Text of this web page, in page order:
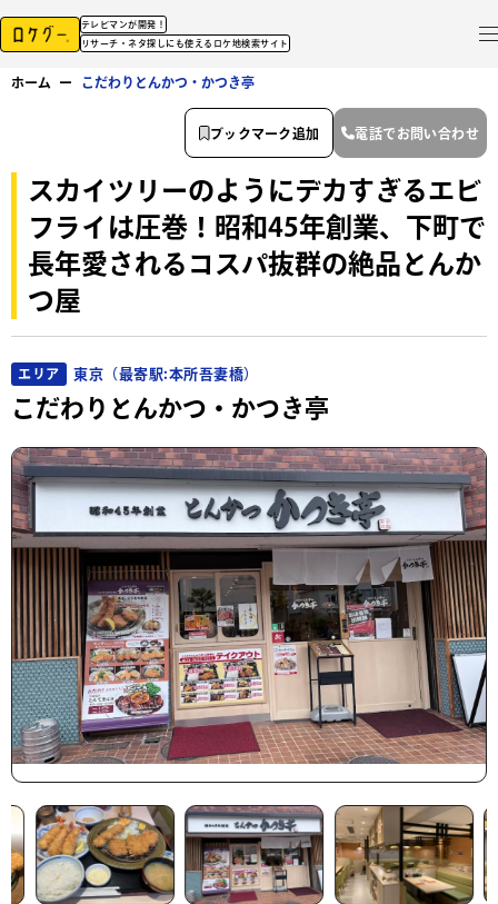
テレビマンが開発！
リサーチ・ネタ探しにも使えるロケ地検索サイト
ホーム ー こだわりとんかつ・かつき亭
スカイツリーのようにデカすぎるエビ
フライは圧巻！昭和45年創業、下町で
長年愛されるコスパ抜群の絶品とんか
つ屋
エリア 東京（最寄駅:本所吾妻橋）
こだわりとんかつ・かつき亭
ブックマーク追加 電話でお問い合わせ